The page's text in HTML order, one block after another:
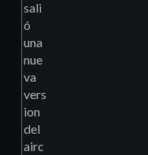
sali
ó
una
nue
va
vers
ion
del
airc